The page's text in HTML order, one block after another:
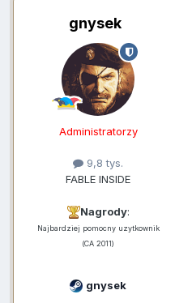
gnysek
Administratorzy
9,8 tys.
FABLE INSIDE
Nagrody:
Najbardziej pomocny uzytkownik
(CA 2011)
gnysek